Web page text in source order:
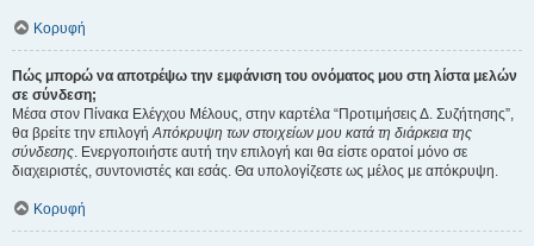
Κορυφή
Πώς μπορώ να αποτρέψω την εμφάνιση του ονόματος μου στη λίστα μελών
σε σύνδεση;
Μέσα στον Πίνακα Ελέγχου Μέλους, στην καρτέλα “Προτιμήσεις Δ. Συζήτησης”,
θα βρείτε την επιλογήΑπόκρυψη των στοιχείων μου κατά τη διάρκεια της
σύνδεσης. Ενεργοποιήστε αυτή την επιλογή και θα είστε ορατοί μόνο σε
διαχειριστές, συντονιστές και εσάς. Θα υπολογίζεστε ως μέλος με απόκρυψη.
Κορυφή